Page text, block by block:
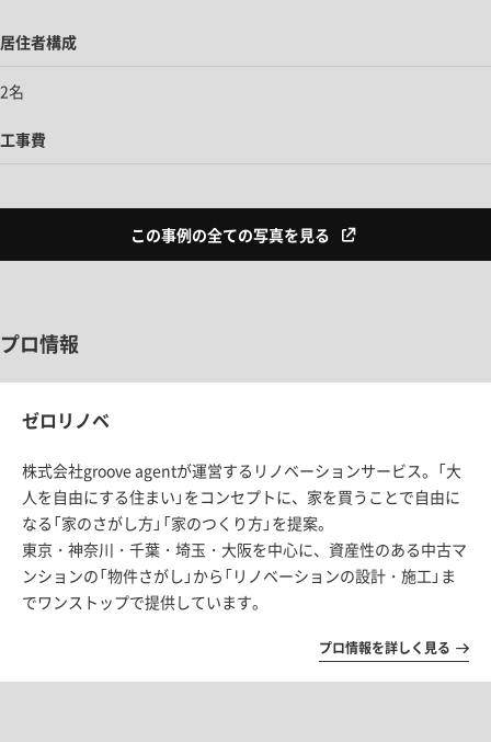
居住者構成
2名
工事費
この事例の全ての写真を見る
プロ情報
ゼロリノベ
株式会社groove agentが運営するリノベーションサービス。「大
人を自由にする住まい」をコンセプトに、家を買うことで自由に
なる「家のさがし方」「家のつくり方」を提案。
東京・神奈川・千葉・埼玉・大阪を中心に、資産性のある中古マ
ンションの「物件さがし」から「リノベーションの設計・施工」ま
でワンストップで提供しています。
プロ情報を詳しく見る